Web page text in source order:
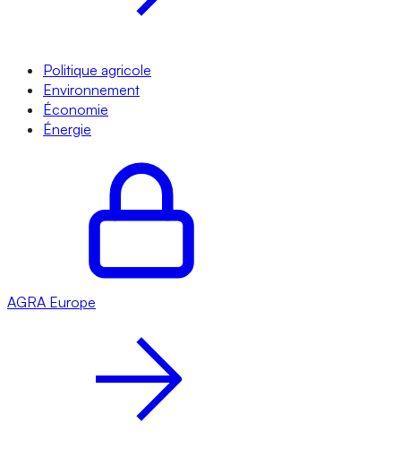
Politique agricole
Environnement
Économie
Énergie
AGRA Europe